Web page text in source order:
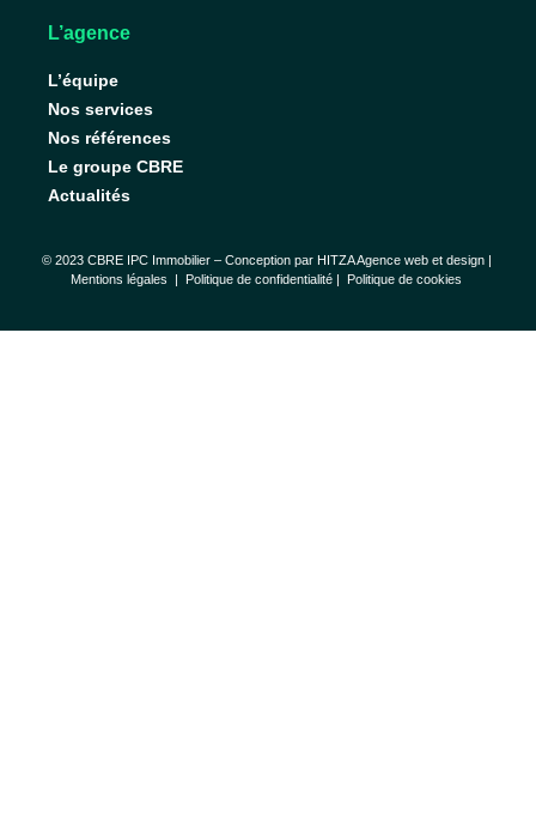
L’agence
L’équipe
Nos services
Nos références
Le groupe CBRE
Actualités
© 2023 CBRE IPC Immobilier – Conception par HITZA Agence web et design|
Mentions légales | Politique de confidentialité | Politique de cookies